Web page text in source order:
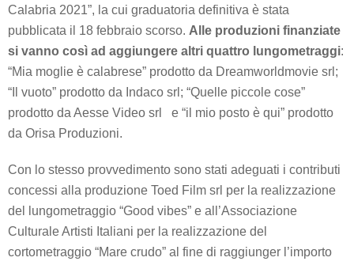
Calabria 2021”, la cui graduatoria definitiva è stata
pubblicata il 18 febbraio scorso. Alle produzioni finanziate
si vanno così ad aggiungere altri quattro lungometraggi:
“Mia moglie è calabrese” prodotto da Dreamworldmovie srl;
“Il vuoto” prodotto da Indaco srl; “Quelle piccole cose”
prodotto da Aesse Video srl e “il mio posto è qui” prodotto
da Orisa Produzioni.
Con lo stesso provvedimento sono stati adeguati i contributi
concessi alla produzione Toed Film srl per la realizzazione
del lungometraggio “Good vibes” e all’Associazione
Culturale Artisti Italiani per la realizzazione del
cortometraggio “Mare crudo” al fine di raggiunger l’importo